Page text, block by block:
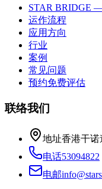
STAR BRIDGE
运作流程
应用方向
行业
案例
常见问题
预约免费评估
联络我们
地址香港干诺
电话53094822
电邮